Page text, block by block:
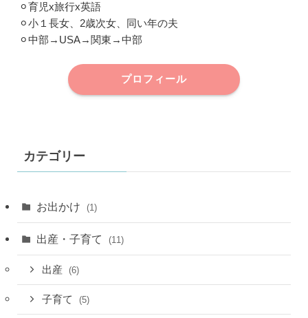
⚪︎育児x旅行x英語
⚪︎小１長女、2歳次女、同い年の夫
⚪︎中部→USA→関東→中部
プロフィール
カテゴリー
お出かけ (1)
出産・子育て (11)
出産 (6)
子育て (5)